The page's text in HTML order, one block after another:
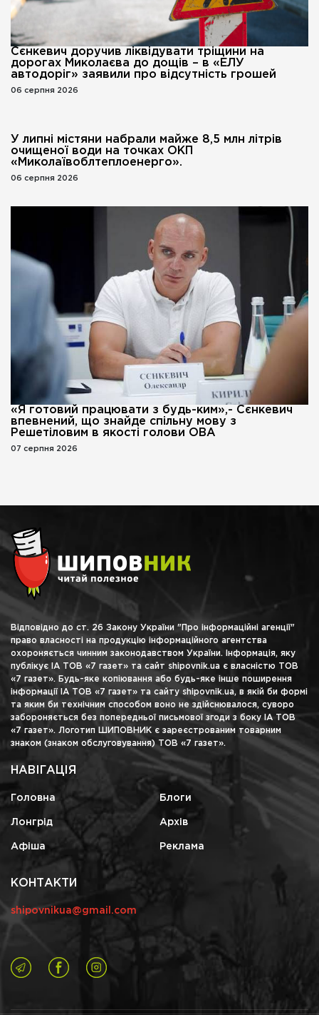
Сєнкевич доручив ліквідувати тріщини на
дорогах Миколаєва до дощів – в «ЕЛУ
автодоріг» заявили про відсутність грошей
06 серпня 2026
У липні містяни набрали майже 8,5 млн літрів
очищеної води на точках ОКП
«Миколаївоблтеплоенерго».
06 серпня 2026
«Я готовий працювати з будь-ким»,- Сєнкевич
впевнений, що знайде спільну мову з
Решетіловим в якості голови ОВА
07 серпня 2026
Відповідно до ст. 26 Закону України "Про інформаційні агенції"
право власності на продукцію інформаційного агентства
охороняється чинним законодавством України. Інформація, яку
публікує ІА ТОВ «7 газет» та сайт shipovnik.ua є власністю ТОВ
«7 газет». Будь-яке копіювання або будь-яке інше поширення
інформації ІА ТОВ «7 газет» та сайту shipovnik.ua, в якій би формі
та яким би технічним способом воно не здійснювалося, суворо
забороняється без попередньої письмової згоди з боку ІА ТОВ
«7 газет». Логотип ШИПОВНИК є зареєстрованим товарним
знаком (знаком обслуговування) ТОВ «7 газет».
НАВІГАЦІЯ
Головна Блоги
Лонгрід Архів
Афіша Реклама
КОНТАКТИ
shipovnikua@gmail.com